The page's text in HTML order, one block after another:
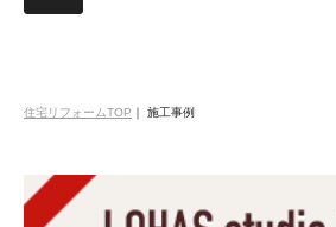
住宅リフォームTOP ｜ 施工事例